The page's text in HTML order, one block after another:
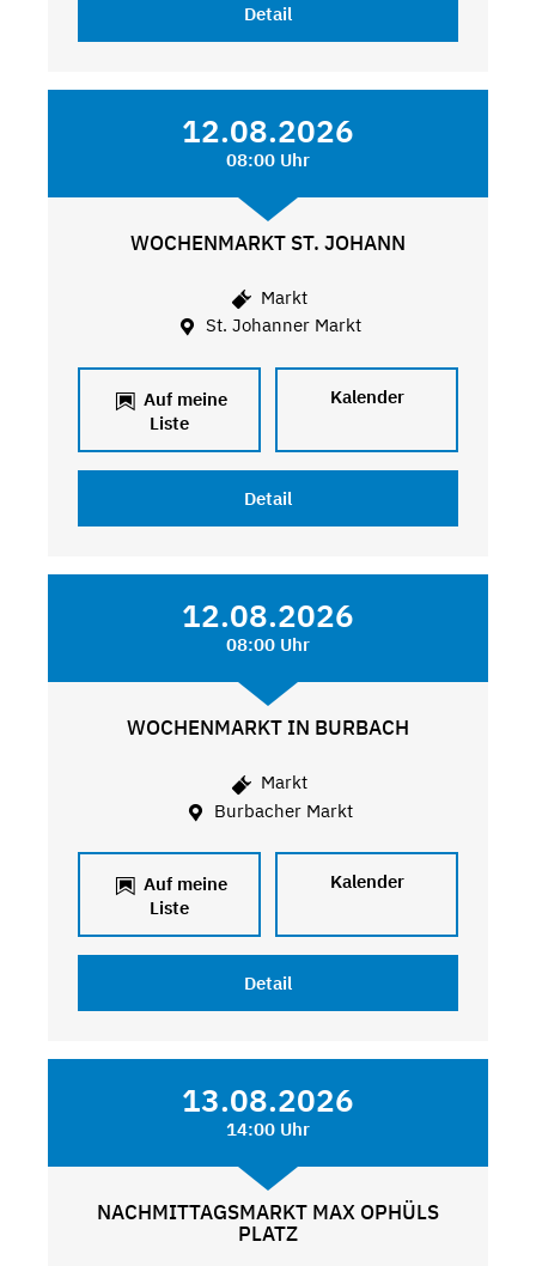
Detail
12.08.2026
08:00 Uhr
WOCHENMARKT ST. JOHANN
Markt
St. Johanner Markt
Auf meine
Liste
Kalender
Detail
12.08.2026
08:00 Uhr
WOCHENMARKT IN BURBACH
Markt
Burbacher Markt
Auf meine
Liste
Kalender
Detail
13.08.2026
14:00 Uhr
NACHMITTAGSMARKT MAX OPHÜLS
PLATZ